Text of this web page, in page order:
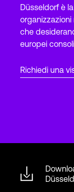
Accesso
Düsseldorf è
organizzazioni
che
europei
Richiedi una